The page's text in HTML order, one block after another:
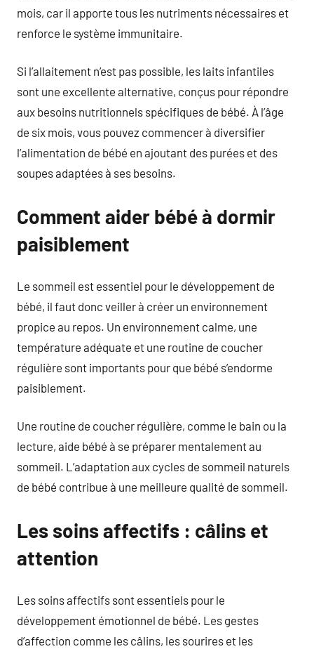
mois, car il apporte tous les nutriments nécessaires et
renforce le système immunitaire.
Si l’allaitement n’est pas possible, les laits infantiles
sont une excellente alternative, conçus pour répondre
aux besoins nutritionnels spécifiques de bébé. À l’âge
de six mois, vous pouvez commencer à diversifier
l’alimentation de bébé en ajoutant des purées et des
soupes adaptées à ses besoins.
Comment aider bébé à dormir
paisiblement
Le sommeil est essentiel pour le développement de
bébé, il faut donc veiller à créer un environnement
propice au repos. Un environnement calme, une
température adéquate et une routine de coucher
régulière sont importants pour que bébé s’endorme
paisiblement.
Une routine de coucher régulière, comme le bain ou la
lecture, aide bébé à se préparer mentalement au
sommeil. L’adaptation aux cycles de sommeil naturels
de bébé contribue à une meilleure qualité de sommeil.
Les soins affectifs : câlins et
attention
Les soins affectifs sont essentiels pour le
développement émotionnel de bébé. Les gestes
d’affection comme les câlins, les sourires et les